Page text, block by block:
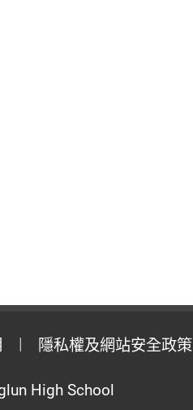
隱私權及網站安全政策
High School